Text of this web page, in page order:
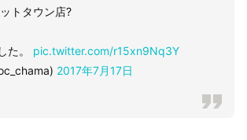
トタウン店?
た。 pic.twitter.com/r15xn9Nq3Y
2017年7月17日